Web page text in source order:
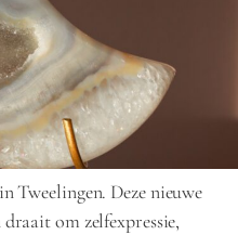
Tweelingen. Deze nieuwe
om zelfexpressie,